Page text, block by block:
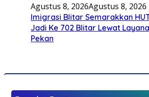
Agustus 8, 2026Agustus 8, 2026
Imigrasi Blitar Semarakkan
Jadi Ke 702 Blitar Lewat
Pekan